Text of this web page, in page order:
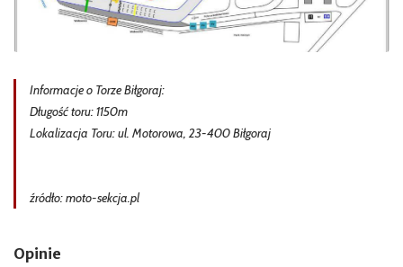
Informacje o Torze Biłgoraj:
Długość toru: 1150m
Lokalizacja Toru: ul. Motorowa, 23-400 Biłgoraj
źródło: moto-sekcja.pl
Opinie